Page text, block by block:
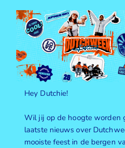
Hey Dutchie!
Wil jij op de hoogte worden
laatste nieuws over
mooiste feest in de bergen